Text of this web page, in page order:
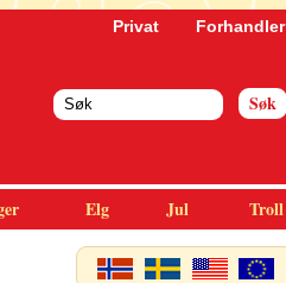
Privat Forhandler
Elg Jul Troll